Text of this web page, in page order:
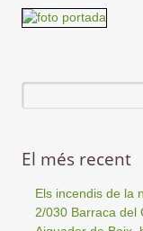
El més recent
Els incendis de la
2/030 Barraca del